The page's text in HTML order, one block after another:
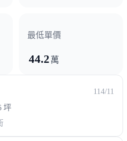
藥大學 新竹附設醫院
最低單價
44.2 萬
114/11
坪